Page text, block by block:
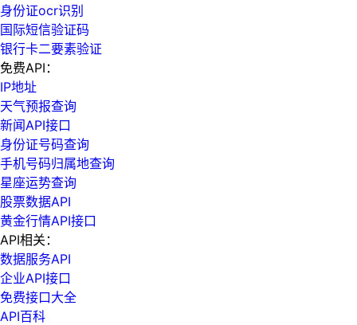
身份证ocr识别
国际短信验证码
银行卡二要素验证
免费API：
IP地址
天气预报查询
新闻API接口
身份证号码查询
手机号码归属地查询
星座运势查询
股票数据API
黄金行情API接口
API相关：
数据服务API
企业API接口
免费接口大全
API百科